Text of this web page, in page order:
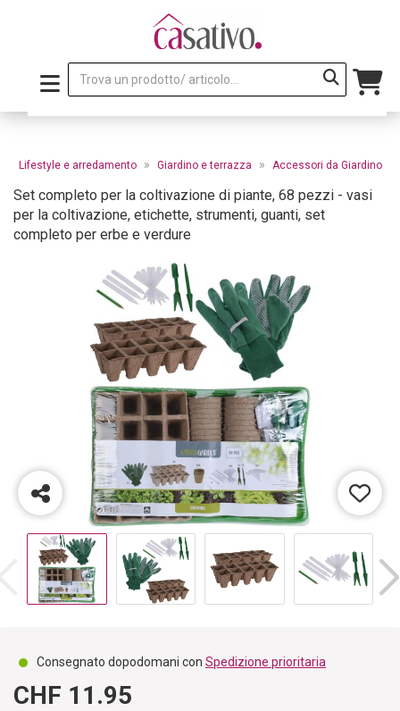
Lifestyle e arredamento » Giardino e terrazza » Accessori da Giardino
Set completo per la coltivazione di piante, 68 pezzi - vasi
per la coltivazione, etichette, strumenti, guanti, set
completo per erbe e verdure
Consegnato dopodomani con Spedizione prioritaria
CHF 11.95